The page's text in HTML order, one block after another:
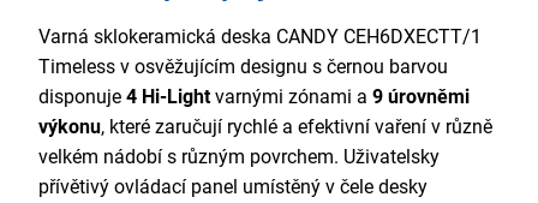
Varná sklokeramická deska CANDY CEH6DXECTT/1
Timeless v osvěžujícím designu s černou barvou
disponuje 4 Hi-Lightvarnými zónami a 9 úrovněmi
výkonu, které zaručují rychlé a efektivní vaření v různě
velkém nádobí s různým povrchem. Uživatelsky
přívětivý ovládací panel umístěný v čele desky